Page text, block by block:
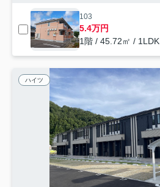
103
5.4万円
1階 / 45.72㎡ / 1LDK
ハイツ